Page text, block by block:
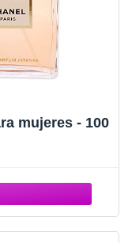
mujeres - 100